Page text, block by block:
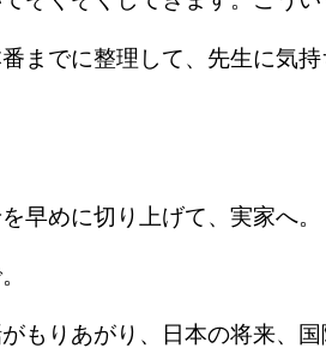
までに整理して、先生に気
早めに切り上げて、実家へ。
もりあがり、日本の将来、